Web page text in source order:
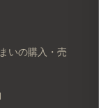
いの購入・売